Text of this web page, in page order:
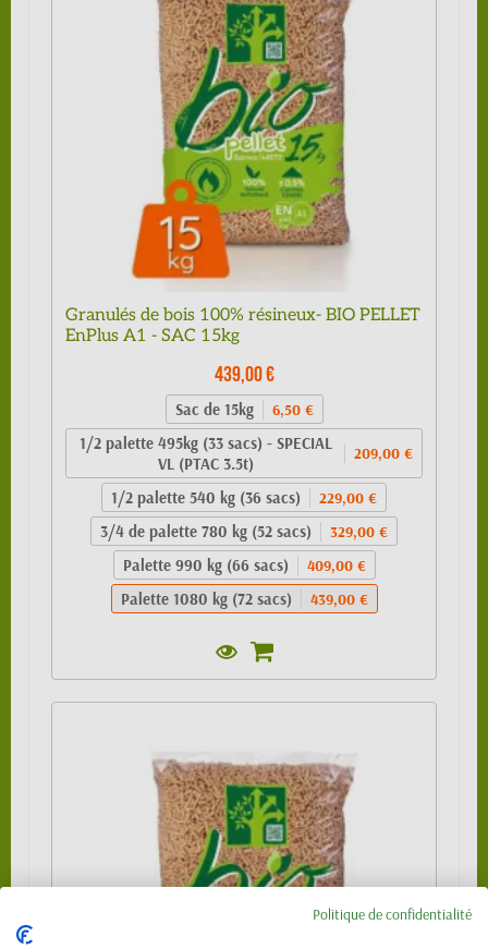
Granulés de bois 100% résineux- BIO PELLET
EnPlus A1 - SAC 15kg
439,00 €
Sac de 15kg 6,50 €
1/2 palette 495kg (33 sacs) - SPECIAL
VL (PTAC 3.5t)
209,00 €
1/2 palette 540 kg (36 sacs) 229,00 €
3/4 de palette 780 kg (52 sacs) 329,00 €
Palette 990 kg (66 sacs) 409,00 €
Palette 1080 kg (72 sacs) 439,00 €
Politique de confidentialité